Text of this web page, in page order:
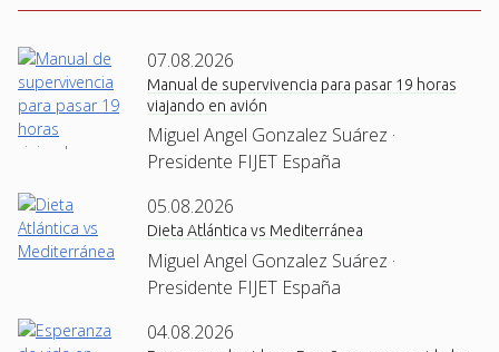
07.08.2026
Manual de supervivencia para pasar 19 horas
viajando en avión
Miguel Angel Gonzalez Suárez ·
Presidente FIJET España
05.08.2026
Dieta Atlántica vs Mediterránea
Miguel Angel Gonzalez Suárez ·
Presidente FIJET España
04.08.2026